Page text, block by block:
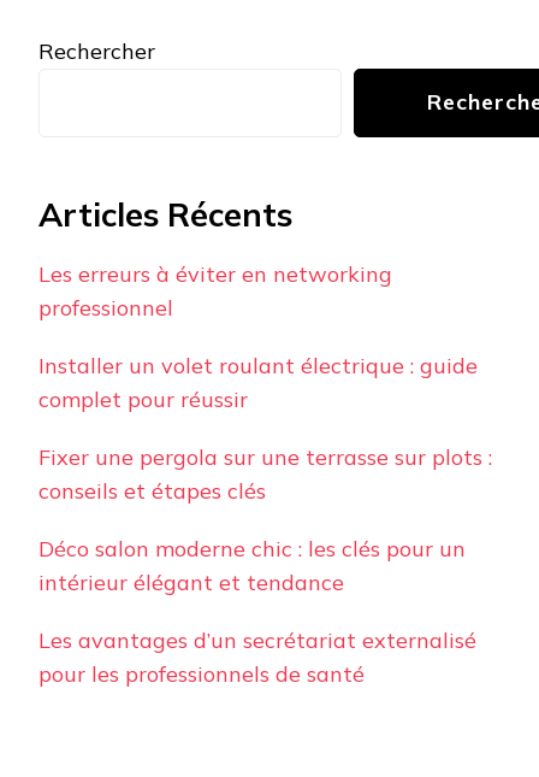
Rechercher
Articles Récents
Les erreurs à éviter en networking
professionnel
Installer un volet roulant électrique : guide
complet pour réussir
Fixer une pergola sur une terrasse sur plots :
conseils et étapes clés
Déco salon moderne chic : les clés pour un
intérieur élégant et tendance
Les avantages d’un secrétariat externalisé
pour les professionnels de santé